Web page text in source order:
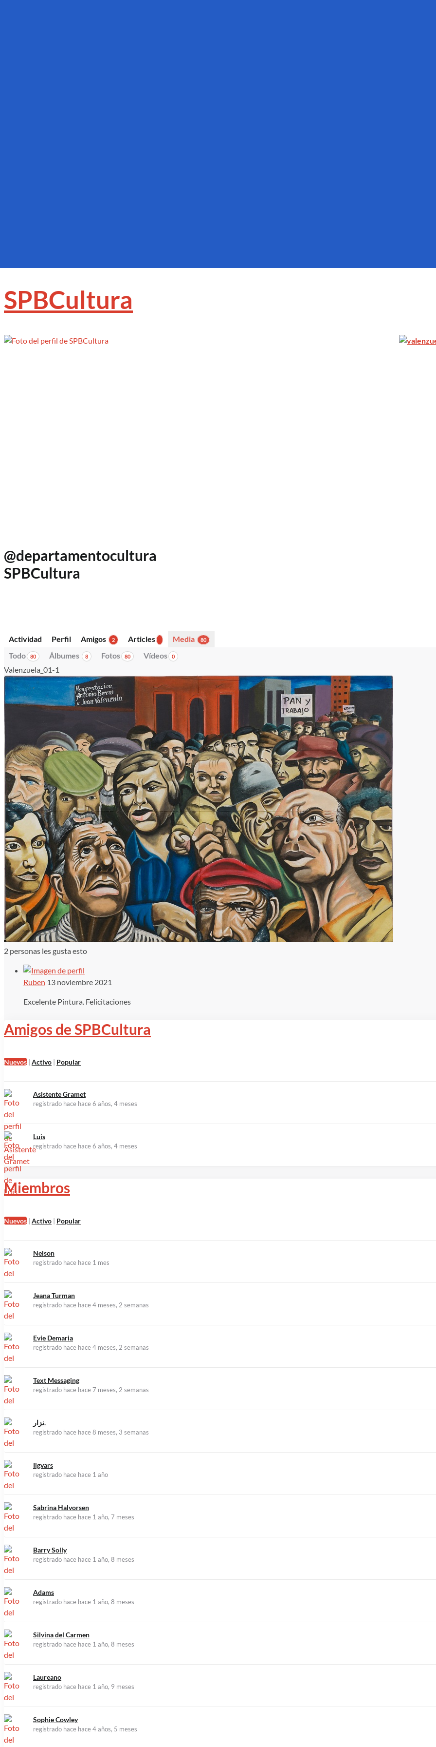
SPBCultura
@departamentocultura
SPBCultura
Actividad
Perfil Amigos 2 Articles Media 80
Todo 80 Álbumes 8 Fotos 80 Vídeos 0
Valenzuela_01-1
2 personas les gusta esto
Ruben 13 noviembre 2021
Excelente Pintura. Felicitaciones
Amigos de SPBCultura
Nuevos | Activo | Popular
Asistente Gramet
registrado hace hace 6 años, 4 meses
Luis
registrado hace hace 6 años, 4 meses
Miembros
Nuevos | Activo | Popular
Nelson
registrado hace hace 1 mes
Jeana Turman
registrado hace hace 4 meses, 2 semanas
Evie Demaria
registrado hace hace 4 meses, 2 semanas
Text Messaging
registrado hace hace 7 meses, 2 semanas
نزار.
registrado hace hace 8 meses, 3 semanas
Ilgvars
registrado hace hace 1 año
Sabrina Halvorsen
registrado hace hace 1 año, 7 meses
Barry Solly
registrado hace hace 1 año, 8 meses
Adams
registrado hace hace 1 año, 8 meses
Silvina del Carmen
registrado hace hace 1 año, 8 meses
Laureano
registrado hace hace 1 año, 9 meses
Sophie Cowley
registrado hace hace 4 años, 5 meses